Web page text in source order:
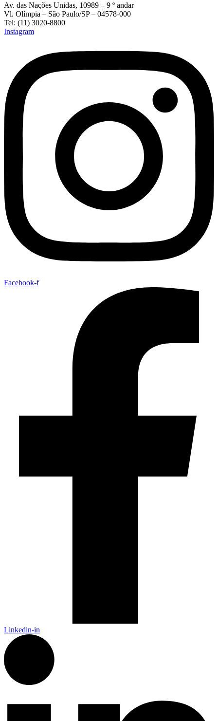
Av. das Nações Unidas, 10989 – 9 º andar
Vl. Olímpia – São Paulo/SP – 04578-000
Tel: (11) 3020-8800
Instagram
Facebook-f
Linkedin-in